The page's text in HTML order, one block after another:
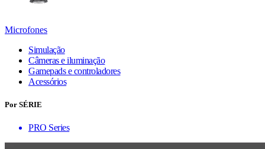
Microfones
Simulação
Câmeras e iluminação
Gamepads e controladores
Acessórios
Por SÉRIE
PRO Series